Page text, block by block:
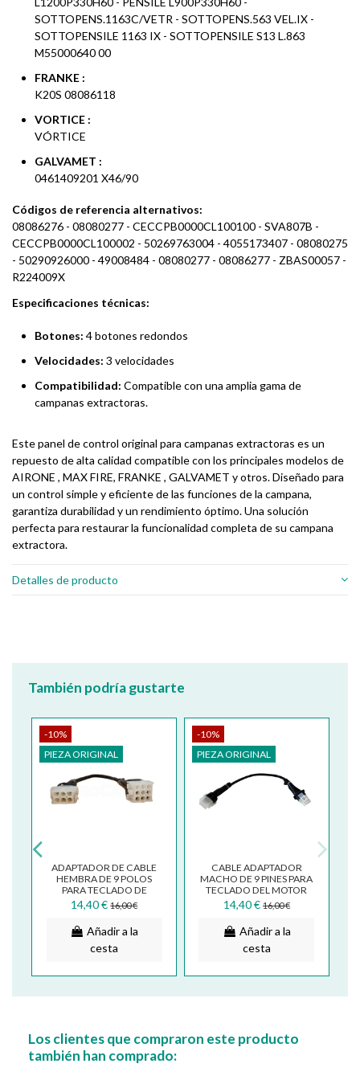
SOTTOPENS.1163C/VETR - SOTTOPENS.563 VEL.IX -
SOTTOPENSILE 1163 IX - SOTTOPENSILE S13 L.863
M55000640 00
FRANKE :
K20S 08086118
VORTICE :
VÓRTICE
GALVAMET :
0461409201 X46/90
Códigos de referencia alternativos:
08086276 - 08080277 - CECCPB0000CL100100 - SVA807B -
CECCPB0000CL100002 - 50269763004 - 4055173407 - 08080275
- 50290926000 - 49008484 - 08080277 - 08086277 - ZBAS00057 -
R224009X
Especificaciones técnicas:
Botones: 4 botones redondos
Velocidades: 3 velocidades
Compatibilidad: Compatible con una amplia gama de
campanas extractoras.
Este panel de control original para campanas extractoras es un
repuesto de alta calidad compatible con los principales modelos de
AIRONE , MAX FIRE, FRANKE , GALVAMET y otros. Diseñado para
un control simple y eficiente de las funciones de la campana,
garantiza durabilidad y un rendimiento óptimo. Una solución
perfecta para restaurar la funcionalidad completa de su campana
extractora.
Detalles de producto
También podría gustarte
-10%
PIEZA ORIGINAL
ADAPTADOR DE CABLE
HEMBRA DE 9 POLOS
PARA TECLADO DE
MOTOR DE CAMPANA
AIRONE
14,40 € 16,00 €
Añadir a la
cesta
-10%
PIEZA ORIGINAL
CABLE ADAPTADOR
MACHO DE 9 PINES PARA
TECLADO DEL MOTOR
DE LA CAPOTA AIRONE
14,40 € 16,00 €
Añadir a la
cesta
Los clientes que compraron este producto
también han comprado: